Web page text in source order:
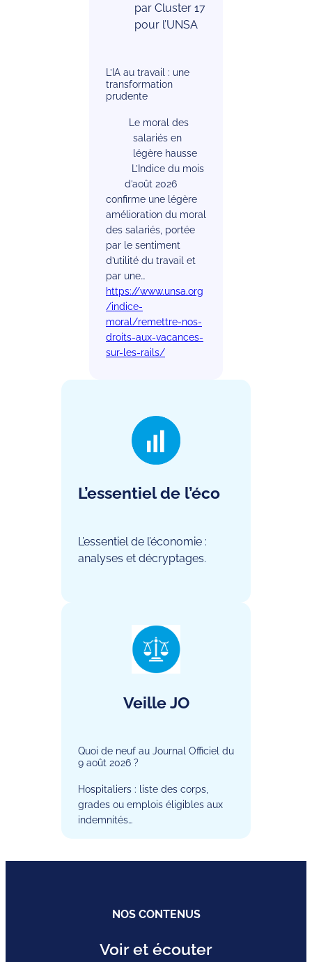
par Cluster 17
pour l’UNSA
L’IA au travail : une
transformation
prudente
Le moral des
salariés en
légère hausse
L’Indice du mois
d’août 2026
confirme une légère
amélioration du moral
des salariés, portée
par le sentiment
d’utilité du travail et
par une…
https://www.unsa.org
/indice-
moral/remettre-nos-
droits-aux-vacances-
sur-les-rails/
L’essentiel de l’éco
L’essentiel de l’économie :
analyses et décryptages.
Veille JO
Quoi de neuf au Journal Officiel du
9 août 2026 ?
Hospitaliers : liste des corps,
grades ou emplois éligibles aux
indemnités…
NOS CONTENUS
Voir et écouter